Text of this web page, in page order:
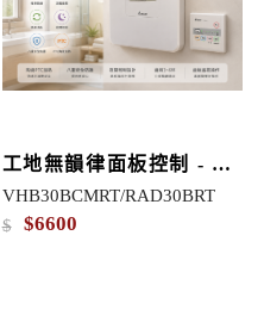
工地無韻律面板控制 - 台
達電子豪華 300 暖風機
RAD30BY/RAD30AT
VHB30BCMRT/RAD30BRT
$
$6600